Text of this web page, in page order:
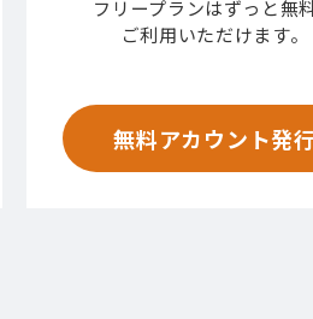
フリープランはずっと無
ご利用いただけます。
無料アカウント発行